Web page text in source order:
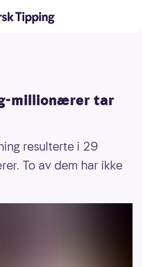
millionærer tar
resulterte i 29
To av dem har ikke